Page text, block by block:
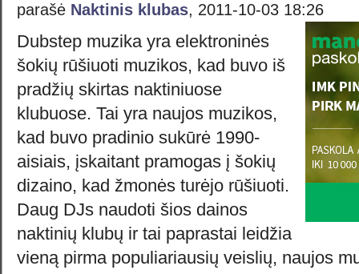
parašė Naktinis klubas, 2011-10-03 18:26
Dubstep muzika yra elektroninės
šokių rūšiuoti muzikos, kad buvo iš
pradžių skirtas naktiniuose
klubuose. Tai yra naujos muzikos,
kad buvo pradinio sukūrė 1990-
aisiais, įskaitant pramogas į šokių
dizaino, kad žmonės turėjo rūšiuoti.
Daug DJs naudoti šios dainos
naktinių klubų ir tai paprastai leidžia
vieną pirma populiariausių veislių, naujos